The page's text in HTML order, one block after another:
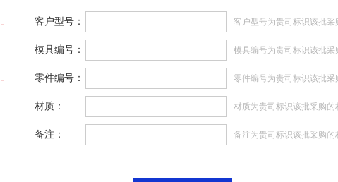
客户型号： 客户型号为贵司标识该批采
模具编号： 模具编号为贵司标识该批采
零件编号： 零件编号为贵司标识该批采
材质： 材质为贵司标识该批采购的
备注： 备注为贵司标识该批采购的